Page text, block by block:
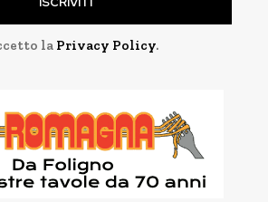
la Privacy Policy.